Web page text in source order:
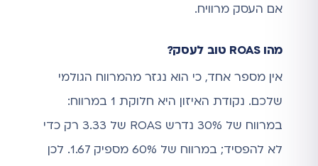
אם העסק מרוויח.
מהו ROAS טוב לעסק?
אין מספר אחד, כי הוא נגזר מהמרווח הגולמי
שלכם. נקודת האיזון היא חלוקת 1 במרווח:
במרווח של 30% נדרש ROAS של 3.33 רק כדי
לא להפסיד; במרווח של 60% מספיק 1.67. לכן